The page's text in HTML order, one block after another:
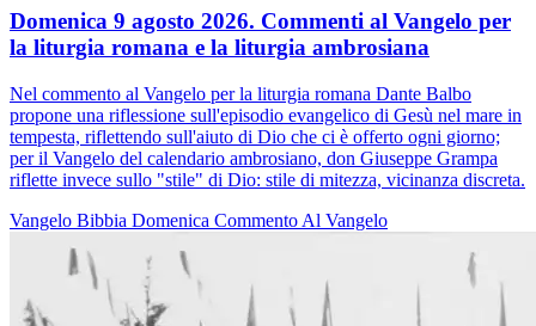
Domenica 9 agosto 2026. Commenti al Vangelo per
la liturgia romana e la liturgia ambrosiana
Nel commento al Vangelo per la liturgia romana Dante Balbo
propone una riflessione sull'episodio evangelico di Gesù nel mare in
tempesta, riflettendo sull'aiuto di Dio che ci è offerto ogni giorno;
per il Vangelo del calendario ambrosiano, don Giuseppe Grampa
riflette invece sullo "stile" di Dio: stile di mitezza, vicinanza discreta.
Vangelo Bibbia Domenica Commento Al Vangelo